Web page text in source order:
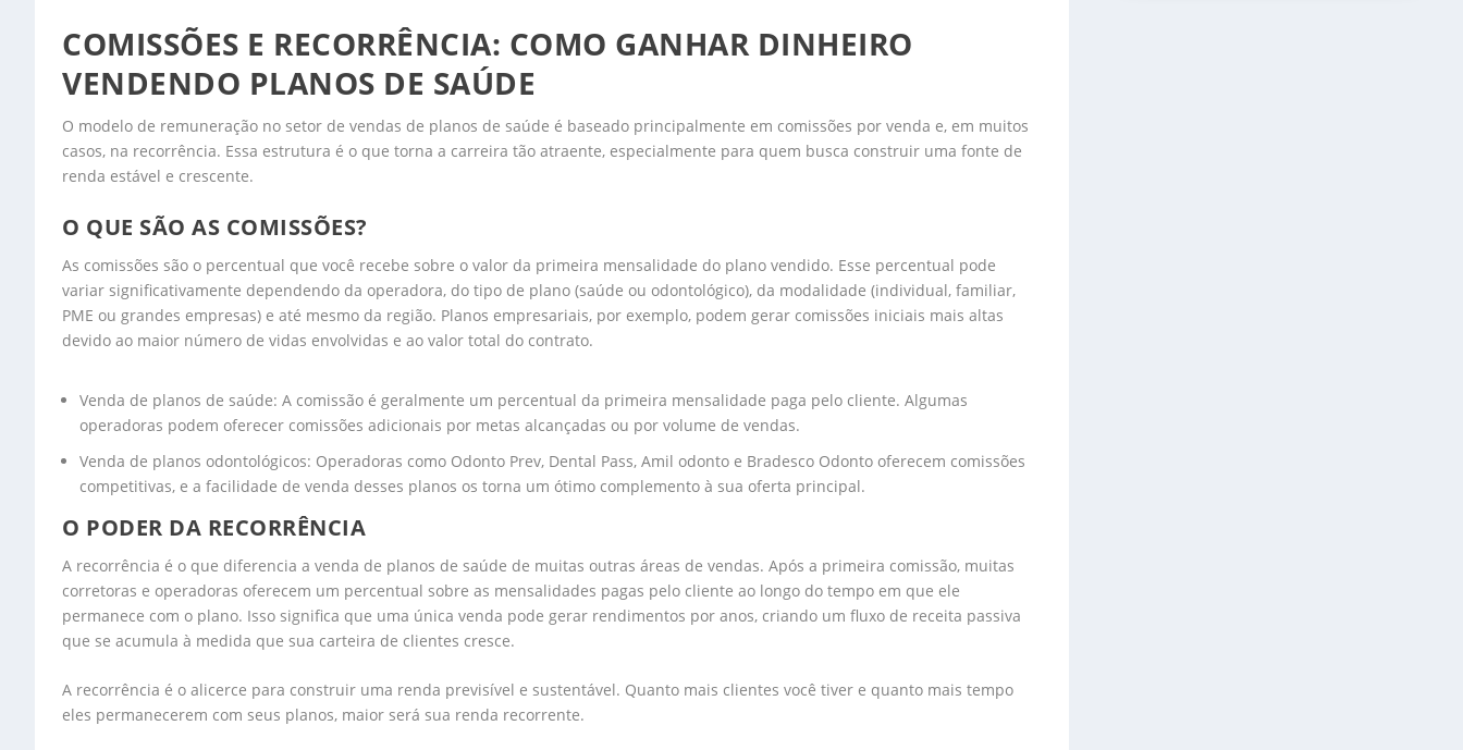
COMISSÕES E RECORRÊNCIA: COMO GANHAR DINHEIRO
VENDENDO PLANOS DE SAÚDE
O modelo de remuneração no setor de vendas de planos de saúde é baseado principalmente em comissões por venda e, em muitos
casos, na recorrência. Essa estrutura é o que torna a carreira tão atraente, especialmente para quem busca construir uma fonte de
renda estável e crescente.
O QUE SÃO AS COMISSÕES?
As comissões são o percentual que você recebe sobre o valor da primeira mensalidade do plano vendido. Esse percentual pode
variar significativamente dependendo da operadora, do tipo de plano (saúde ou odontológico), da modalidade (individual, familiar,
PME ou grandes empresas) e até mesmo da região. Planos empresariais, por exemplo, podem gerar comissões iniciais mais altas
devido ao maior número de vidas envolvidas e ao valor total do contrato.
Venda de planos de saúde: A comissão é geralmente um percentual da primeira mensalidade paga pelo cliente. Algumas
operadoras podem oferecer comissões adicionais por metas alcançadas ou por volume de vendas.
Venda de planos odontológicos: Operadoras como Odonto Prev, Dental Pass, Amil odonto e Bradesco Odonto oferecem comissões
competitivas, e a facilidade de venda desses planos os torna um ótimo complemento à sua oferta principal.
O PODER DA RECORRÊNCIA
A recorrência é o que diferencia a venda de planos de saúde de muitas outras áreas de vendas. Após a primeira comissão, muitas
corretoras e operadoras oferecem um percentual sobre as mensalidades pagas pelo cliente ao longo do tempo em que ele
permanece com o plano. Isso significa que uma única venda pode gerar rendimentos por anos, criando um fluxo de receita passiva
que se acumula à medida que sua carteira de clientes cresce.
A recorrência é o alicerce para construir uma renda previsível e sustentável. Quanto mais clientes você tiver e quanto mais tempo
eles permanecerem com seus planos, maior será sua renda recorrente.